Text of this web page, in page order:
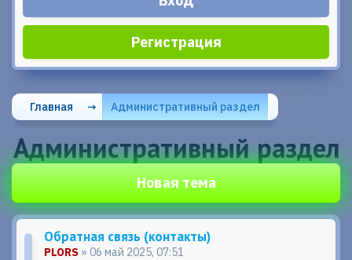
Регистрация
Главная → Административный раздел
Административный раздел
Новая тема
Обратная связь (контакты)
PLORS » 06 май 2025, 07:51